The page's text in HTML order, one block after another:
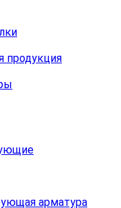
продукция
арматура